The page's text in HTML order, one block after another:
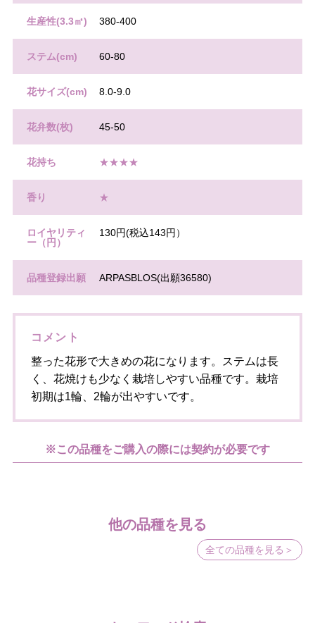
生産性(3.3㎡) 380-400
ステム(cm) 60-80
花サイズ(cm) 8.0-9.0
花弁数(枚) 45-50
花持ち ★★★★
香り ★
ロイヤリティ
ー（円）
130円(税込143円）
品種登録出願 ARPASBLOS(出願36580)
コメント
整った花形で大きめの花になります。ステムは長
く、花焼けも少なく栽培しやすい品種です。栽培
初期は1輪、2輪が出やすいです。
※この品種をご購入の際には契約が必要です
他の品種を見る
全ての品種を見る＞